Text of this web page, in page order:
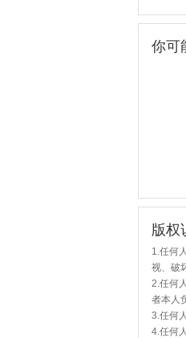
你可
版权
1.任何
视、破
2.任何
者本人
3.任何
4.任何